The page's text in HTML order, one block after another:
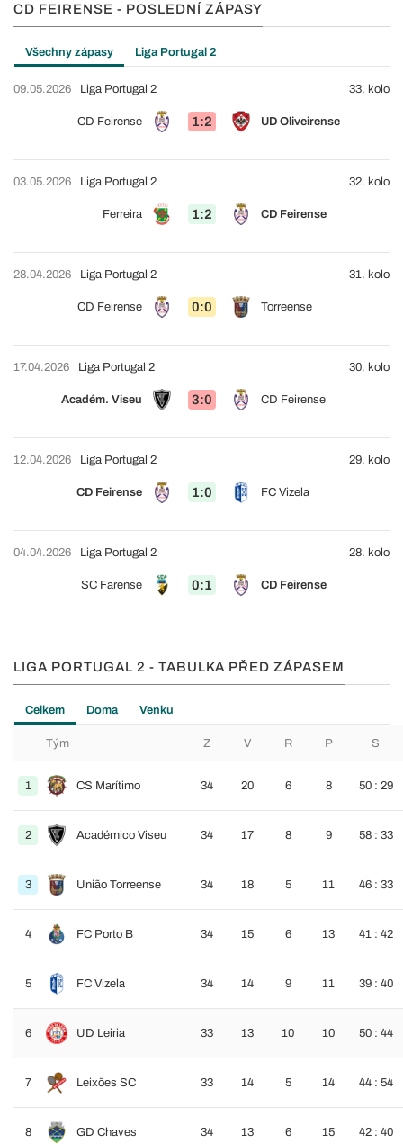
CD FEIRENSE - POSLEDNÍ ZÁPASY
Všechny zápasy Liga Portugal 2
09.05.2026
CD Feirense 1:2 UD Oliveirense
Liga Portugal 2 33. kolo
03.05.2026
Ferreira 1:2 CD Feirense
Liga Portugal 2 32. kolo
28.04.2026
CD Feirense 0:0 Torreense
Liga Portugal 2 31. kolo
17.04.2026
Académ. Viseu 3:0 CD Feirense
Liga Portugal 2 30. kolo
12.04.2026
CD Feirense 1:0 FC Vizela
Liga Portugal 2 29. kolo
04.04.2026
SC Farense 0:1 CD Feirense
Liga Portugal 2 28. kolo
LIGA PORTUGAL 2 - TABULKA PŘED ZÁPASEM
Celkem Doma Venku
Tým Z V R P S
1 CS Marítimo 34 20 6 8 50 : 29
2 Académico Viseu 34 17 8 9 58 : 33
3 União Torreense 34 18 5 11 46 : 33
4 FC Porto B 34 15 6 13 41 : 42
5 FC Vizela 34 14 9 11 39 : 40
6 UD Leiria 33 13 10 10 50 : 44
7 Leixões SC 33 14 5 14 44 : 54
8 GD Chaves 34 13 6 15 42 : 40